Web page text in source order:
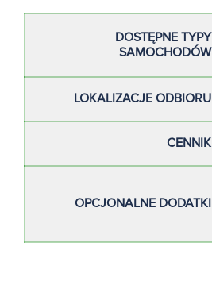
DOSTĘPNE TYPY
SAMOCHODÓW
LOKALIZACJE ODBIORU
CENNIK
OPCJONALNE DODATKI